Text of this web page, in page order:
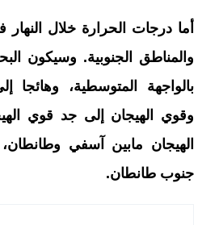
أما درجات الحرارة خلال
والمناطق الجنوبية. وسيكون
بالواجهة المتوسطية، وهائجا
وقوي الهيجان إلى جد قوي
الهيجان مابين آسفي
جنوب طانطان.